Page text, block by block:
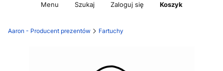
Menu Szukaj Zaloguj się Koszyk
Aaron - Producent prezentów Fartuchy